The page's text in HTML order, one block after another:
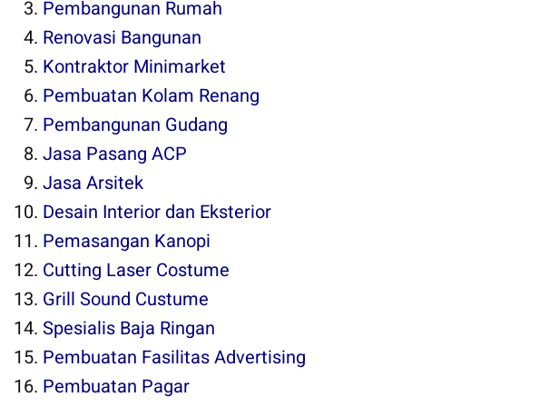
Pembangunan Rumah
Renovasi Bangunan
Kontraktor Minimarket
Pembuatan Kolam Renang
Pembangunan Gudang
Jasa Pasang ACP
Jasa Arsitek
Desain Interior dan Eksterior
Pemasangan Kanopi
Cutting Laser Costume
Grill Sound Custume
Spesialis Baja Ringan
Pembuatan Fasilitas Advertising
Pembuatan Pagar